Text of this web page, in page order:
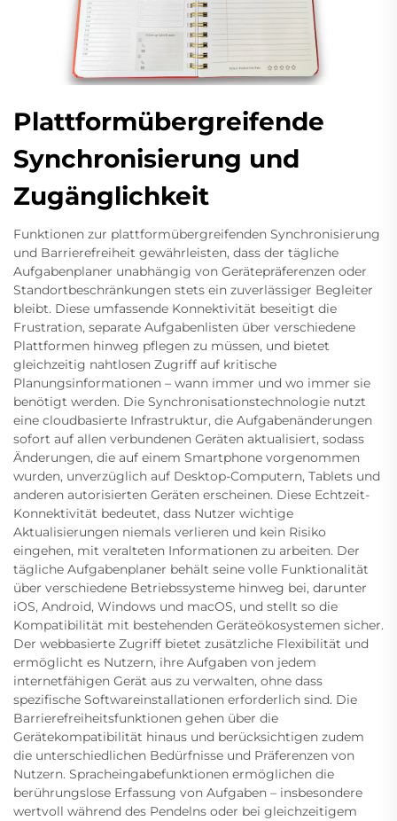
Plattformübergreifende
Synchronisierung und
Zugänglichkeit
Funktionen zur plattformübergreifenden Synchronisierung
und Barrierefreiheit gewährleisten, dass der tägliche
Aufgabenplaner unabhängig von Gerätepräferenzen oder
Standortbeschränkungen stets ein zuverlässiger Begleiter
bleibt. Diese umfassende Konnektivität beseitigt die
Frustration, separate Aufgabenlisten über verschiedene
Plattformen hinweg pflegen zu müssen, und bietet
gleichzeitig nahtlosen Zugriff auf kritische
Planungsinformationen – wann immer und wo immer sie
benötigt werden. Die Synchronisationstechnologie nutzt
eine cloudbasierte Infrastruktur, die Aufgabenänderungen
sofort auf allen verbundenen Geräten aktualisiert, sodass
Änderungen, die auf einem Smartphone vorgenommen
wurden, unverzüglich auf Desktop-Computern, Tablets und
anderen autorisierten Geräten erscheinen. Diese Echtzeit-
Konnektivität bedeutet, dass Nutzer wichtige
Aktualisierungen niemals verlieren und kein Risiko
eingehen, mit veralteten Informationen zu arbeiten. Der
tägliche Aufgabenplaner behält seine volle Funktionalität
über verschiedene Betriebssysteme hinweg bei, darunter
iOS, Android, Windows und macOS, und stellt so die
Kompatibilität mit bestehenden Geräteökosystemen sicher.
Der webbasierte Zugriff bietet zusätzliche Flexibilität und
ermöglicht es Nutzern, ihre Aufgaben von jedem
internetfähigen Gerät aus zu verwalten, ohne dass
spezifische Softwareinstallationen erforderlich sind. Die
Barrierefreiheitsfunktionen gehen über die
Gerätekompatibilität hinaus und berücksichtigen zudem
die unterschiedlichen Bedürfnisse und Präferenzen von
Nutzern. Spracheingabefunktionen ermöglichen die
berührungslose Erfassung von Aufgaben – insbesondere
wertvoll während des Pendelns oder bei gleichzeitigem